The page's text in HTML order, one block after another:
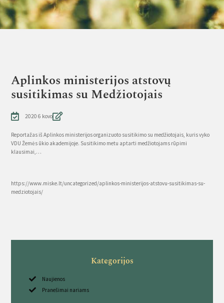
Aplinkos ministerijos atstovų
susitikimas su Medžiotojais
2020 6 kovo
Reportažas iš Aplinkos ministerijos organizuoto susitikimo su medžiotojais, kuris vyko
VDU Žemės ūkio akademijoje. Susitikimo metu aptarti medžiotojams rūpimi
klausimai,…
https://www.miske.lt/uncategorized/aplinkos-ministerijos-atstovu-susitikimas-su-
medziotojais/
Kategorijos
Naujienos
Pranešimai nariams